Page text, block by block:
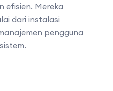
efisien. Mereka
dari instalasi
pengguna